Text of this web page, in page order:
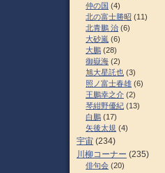
仲の国 (4)
北の富士勝昭 (11)
北青鵬 治 (6)
大砂嵐 (6)
大鵬 (28)
御嶽海 (2)
旭大星託也 (3)
照ノ富士春雄 (6)
王鵬幸之介 (2)
琴紺野優紀 (13)
白鵬 (17)
矢後太規 (4)
宇宙 (234)
川柳コーナー (235)
俳句会 (20)